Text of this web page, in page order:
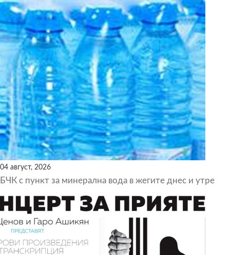
04 август, 2026
БЧК с пункт за минерална вода в жегите днес и утре